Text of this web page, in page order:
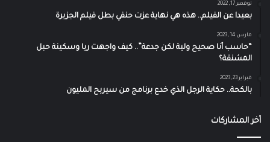
نوفمبر 17, 2022
بعيدا عن الفيلم.. هذه هي نهاية عزت حنفي بطل فيلم الجزيرة
مارس 14, 2023
“حاسب أنا صحيح ولية لكن جدعة”.. كيف واجهت ريا وسكينة حبل
المشنقة؟
فبراير 23, 2023
بالكحة.. حكاية الرجل الذي خدع برنامج من سيربح المليون
آخر المشاركات